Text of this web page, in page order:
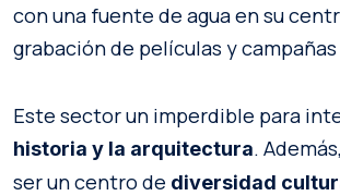
con una fuente de agua en su
grabación de películas y
Este sector un imperdible para
historia y la arquitectura.
ser un centro de diversidad